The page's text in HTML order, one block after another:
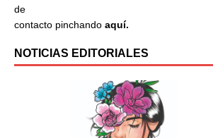
de
contacto pinchando aquí.
NOTICIAS EDITORIALES